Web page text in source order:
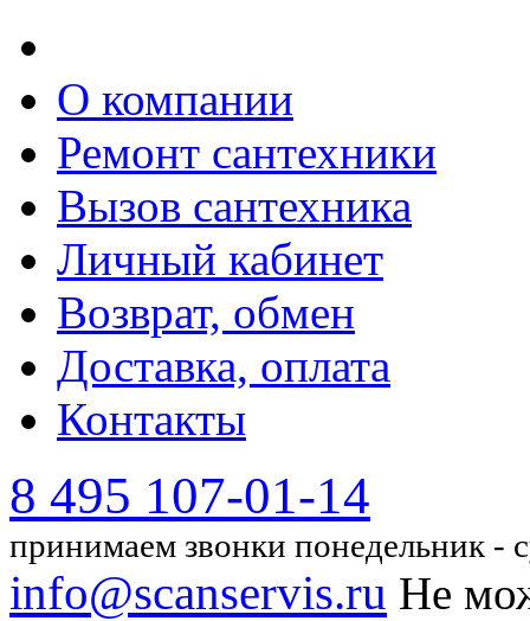
О компании
Ремонт сантехники
Вызов сантехника
Личный кабинет
Возврат, обмен
Доставка, оплата
Контакты
8 495 107-01-14
принимаем звонки понедельник -
info@scanservis.ru Не